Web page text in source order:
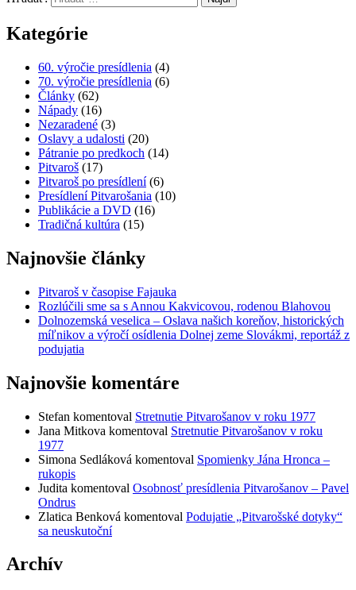
Kategórie
60. výročie presídlenia (4)
70. výročie presídlenia (6)
Články (62)
Nápady (16)
Nezaradené (3)
Oslavy a udalosti (20)
Pátranie po predkoch (14)
Pitvaroš (17)
Pitvaroš po presídlení(6)
Presídlení Pitvarošania (10)
Publikácie a DVD (16)
Tradičná kultúra (15)
Najnovšie články
Pitvaroš v časopise Fajauka
Rozlúčili sme sa s Annou Kakvicovou, rodenou Blahovou
Dolnozemská veselica – Oslava našich koreňov, historických
míľnikov a výročí osídlenia Dolnej zeme Slovákmi, reportáž z
podujatia
Najnovšie komentáre
Stefan komentoval Stretnutie Pitvarošanov v roku 1977
Jana Mitkova komentoval Stretnutie Pitvarošanov v roku
1977
Simona Sedláková komentoval Spomienky Jána Hronca –
rukopis
Judita komentoval Osobnosť presídlenia Pitvarošanov – Pavel
Ondrus
Zlatica Benková komentoval Podujatie „Pitvarošské dotyky“
sa neuskutoční
Archív